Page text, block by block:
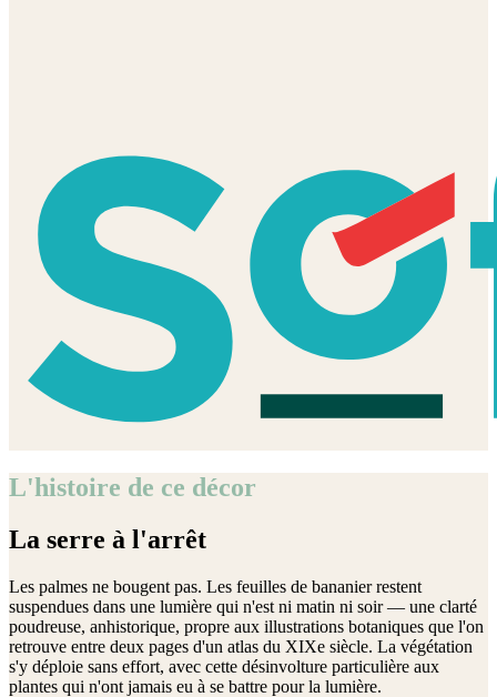
L'histoire de ce décor
La serre à l'arrêt
Les palmes ne bougent pas. Les feuilles de bananier restent
suspendues dans une lumière qui n'est ni matin ni soir — une clarté
poudreuse, anhistorique, propre aux illustrations botaniques que l'on
retrouve entre deux pages d'un atlas du XIXe siècle. La végétation
s'y déploie sans effort, avec cette désinvolture particulière aux
plantes qui n'ont jamais eu à se battre pour la lumière.